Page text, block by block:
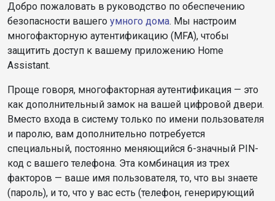
Добро пожаловать в руководство по обеспечению
безопасности вашего умного дома. Мы настроим
многофакторную аутентификацию (MFA), чтобы
защитить доступ к вашему приложению Home
Assistant.
Проще говоря, многофакторная аутентификация — это
как дополнительный замок на вашей цифровой двери.
Вместо входа в систему только по имени пользователя
и паролю, вам дополнительно потребуется
специальный, постоянно меняющийся 6-значный PIN-
код с вашего телефона. Эта комбинация из трех
факторов — ваше имя пользователя, то, что вы знаете
(пароль), и то, что у вас есть (телефон, генерирующий